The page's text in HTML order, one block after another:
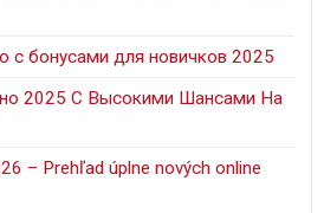
с бонусами для новичков 2025
2025 С Высокими Шансами На
– Prehľad úplne nových online